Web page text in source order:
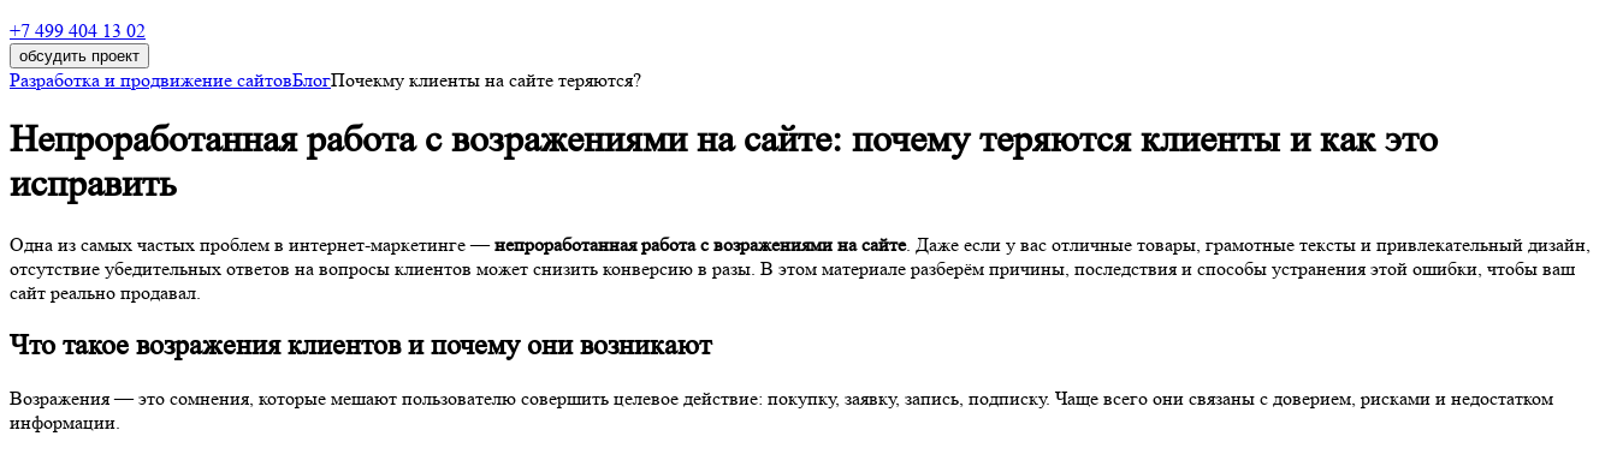
+7 499 404 13 02
обсудить проект
Разработка и продвижение сайтовБлогПочекму клиенты на сайте теряются?
Непроработанная работа с возражениями на сайте: почему теряются клиенты и как это
исправить
Одна из самых частых проблем в интернет-маркетинге —непроработанная работа с возражениями на сайте. Даже если у вас отличные товары, грамотные тексты и привлекательный дизайн,
отсутствие убедительных ответов на вопросы клиентов может снизить конверсию в разы. В этом материале разберём причины, последствия и способы устранения этой ошибки, чтобы ваш
сайт реально продавал.
Что такое возражения клиентов и почему они возникают
Возражения — это сомнения, которые мешают пользователю совершить целевое действие: покупку, заявку, запись, подписку. Чаще всего они связаны с доверием, рисками и недостатком
информации.